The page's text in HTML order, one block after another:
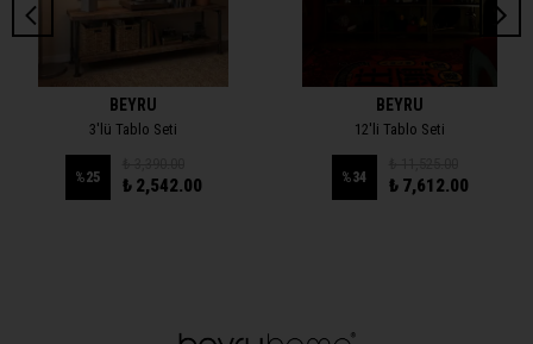
BEYRU
3'lü Tablo Seti
%25 ₺ 2,542.00
BEYRU
12'li Tablo Seti
%34 ₺ 7,612.00